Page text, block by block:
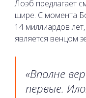
Лоэб предлагает
шире. С момента
14 миллиардов
является венцом
«Вполне
первые.